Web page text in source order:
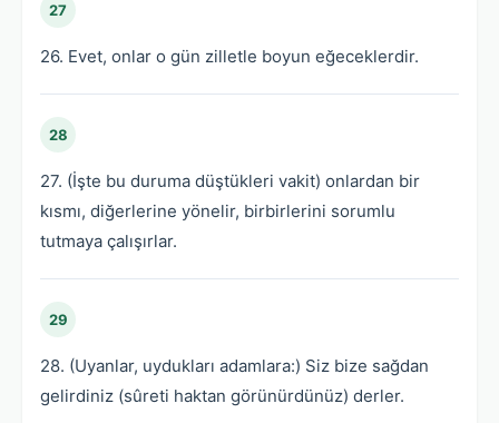
27
26. Evet, onlar o gün zilletle boyun eğeceklerdir.
28
27. (İşte bu duruma düştükleri vakit) onlardan bir
kısmı, diğerlerine yönelir, birbirlerini sorumlu
tutmaya çalışırlar.
29
28. (Uyanlar, uydukları adamlara:) Siz bize sağdan
gelirdiniz (sûreti haktan görünürdünüz) derler.